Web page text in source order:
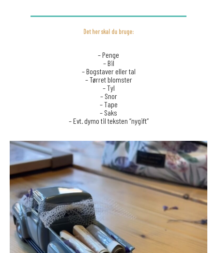
Det her skal du bruge:
– Penge
– Bil
– Bogstaver eller tal
– Tørret blomster
– Tyl
– Snor
– Tape
– Saks
– Evt. dymo til teksten “nygift”